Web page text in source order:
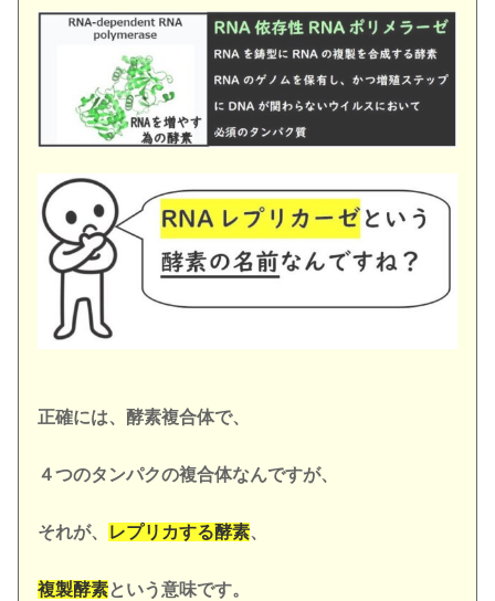
正確には、酵素複合体で、
４つのタンパクの複合体なんですが、
それが、 レプリカする酵素、
複製酵素という意味です。